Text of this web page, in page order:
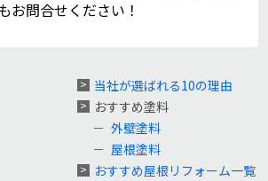
お問合せください！
当社が選ばれる10の理由
おすすめ塗料
外壁塗料
屋根塗料
おすすめ屋根リフォーム一覧